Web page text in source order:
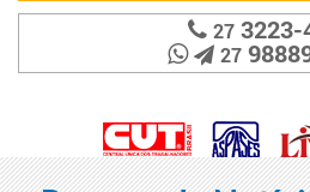
273223-
27